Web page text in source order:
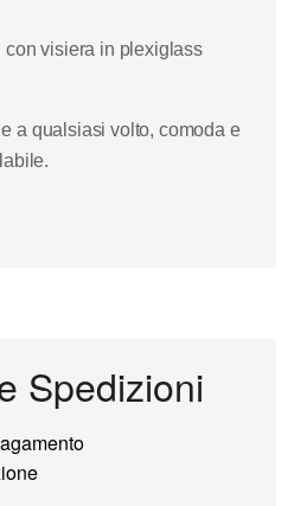
visiera in plexiglass
a qualsiasi volto, comoda e
Spedizioni